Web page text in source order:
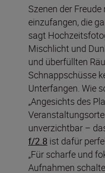
Szenen der
einzufangen, die
sagt
Mischlicht und
und überfüllten
Schnappschüsse
Unterfangen. Wie
„Angesichts des
unverzichtbar –
f/2.8 ist dafür
„Für scharfe und
Aufnahmen